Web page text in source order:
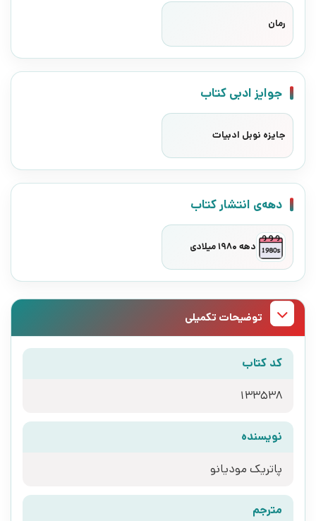
رمان
جوایز ادبی کتاب
جایزه نوبل ادبیات
دهه‌ی انتشار کتاب
دهه 1980 میلادی
توضیحات تکمیلی
کد کتاب
133538
نویسنده
پاتریک مودیانو
مترجم